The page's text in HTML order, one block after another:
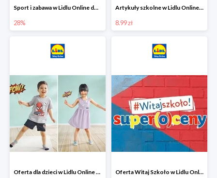
Sport i zabawa w Lidlu Online do -28%
28%
Artykuły szkolne w Lidlu Online od 8,99 zł
8.99 zł
Oferta dla dzieci w Lidlu Online od 9,99 zł Oferta Witaj Szkoło w Lidlu Online od 24,99 zł